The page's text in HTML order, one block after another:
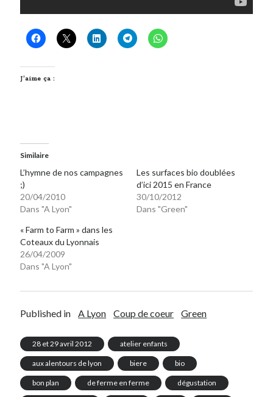
J’aime ça :
Similaire
L’hymne de nos campagnes
;)
20/04/2010
Dans "A Lyon"
Les surfaces bio doublées
d’ici 2015 en France
30/10/2012
Dans "Green"
« Farm to Farm » dans les
Coteaux du Lyonnais
26/04/2009
Dans "A Lyon"
Published in A Lyon Coup de coeur Green
28 et 29 avril 2012 atelier enfants
aux alentours de lyon biere bio
bon plan de ferme en ferme dégustation